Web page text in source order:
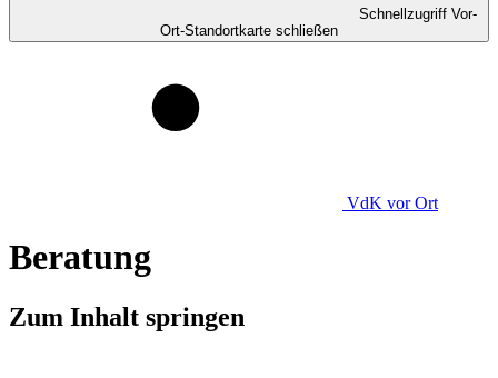
Schnellzugriff Vor-
Ort-Standortkarte schließen
VdK vor Ort
Beratung
Zum Inhalt springen